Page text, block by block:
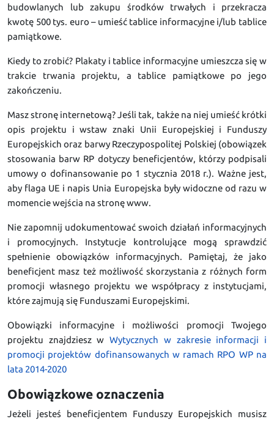
budowlanych lub zakupu środków trwałych i przekracza
kwotę 500 tys. euro – umieść tablice informacyjne i/lub tablice
pamiątkowe.
Kiedy to zrobić? Plakaty i tablice informacyjne umieszcza się w
trakcie trwania projektu, a tablice pamiątkowe po jego
zakończeniu.
Masz stronę internetową? Jeśli tak, także na niej umieść krótki
opis projektu i wstaw znaki Unii Europejskiej i Funduszy
Europejskich oraz barwy Rzeczypospolitej Polskiej (obowiązek
stosowania barw RP dotyczy beneficjentów, którzy podpisali
umowy o dofinansowanie po 1 stycznia 2018 r.). Ważne jest,
aby flaga UE i napis Unia Europejska były widoczne od razu w
momencie wejścia na stronę www.
Nie zapomnij udokumentować swoich działań informacyjnych
i promocyjnych. Instytucje kontrolujące mogą sprawdzić
spełnienie obowiązków informacyjnych. Pamiętaj, że jako
beneficjent masz też możliwość skorzystania z różnych form
promocji własnego projektu we współpracy z instytucjami,
które zajmują się Funduszami Europejskimi.
Obowiązki informacyjne i możliwości promocji Twojego
projektu znajdziesz wWytycznych w zakresie informacji i
promocji projektów dofinansowanych w ramach RPO WP na
lata 2014-2020
Obowiązkowe oznaczenia
Jeżeli jesteś beneficjentem Funduszy Europejskich musisz